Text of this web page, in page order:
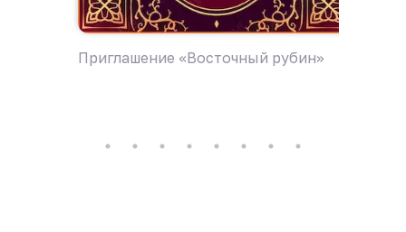
Приглашение «Восточный рубин»